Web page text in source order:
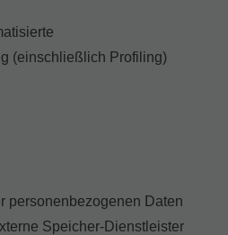
(einschließlich Profiling)
personenbezogenen Daten
Speicher-Dienstleister